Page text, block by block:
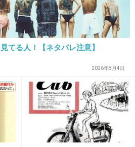
きたいようにかけるだろ
てる人！【ネタバレ注意】
2026年8月4日